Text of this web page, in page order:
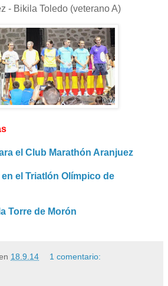
- Bikila Toledo (veterano A)
el Club Marathón Aranjuez
el Triatlón Olímpico de
Torre de Morón
18.9.14 1 comentario: